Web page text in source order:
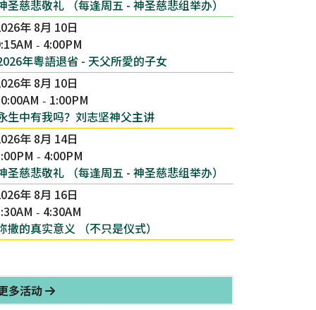
圣慈悲敬礼 （每逢周五 - 神圣慈悲组举办）
年 8月 10日
- 4:00PM
年粵語退省 - 天父所愛的子女
年 8月 10日
- 1:00PM
生中有我吗？刘志坚神父主讲
年 8月 14日
- 4:00PM
圣慈悲敬礼 （每逢周五 - 神圣慈悲组举办）
年 8月 16日
- 4:30AM
撒的真实意义 （不只是仪式）
多活动